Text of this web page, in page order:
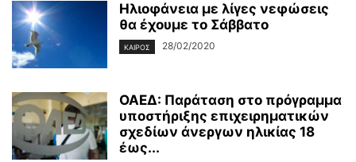
Ηλιοφάνεια με λίγες νεφώσεις
θα έχουμε το Σάββατο
ΚΑΙΡΌΣ 28/02/2020
ΟΑΕΔ: Παράταση στο πρόγραμμα
υποστήριξης επιχειρηματικών
σχεδίων άνεργων ηλικίας 18
έως...